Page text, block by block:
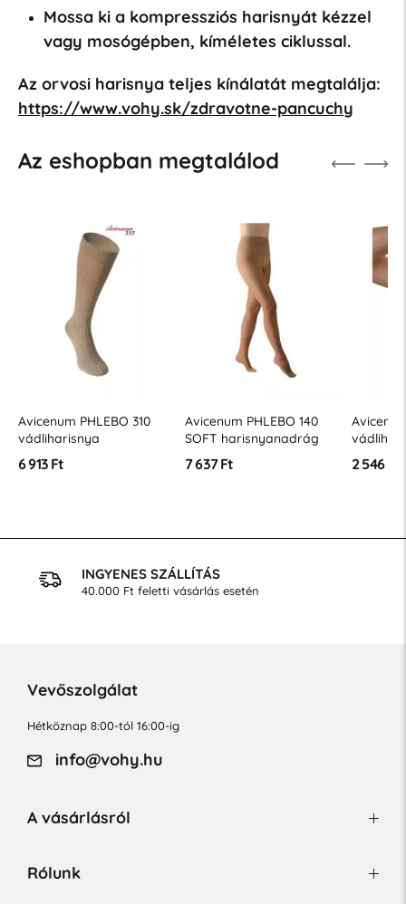
Mossa ki a kompressziós harisnyát kézzel
vagy mosógépben, kíméletes ciklussal.
Az orvosi harisnya teljes kínálatát megtalálja:
https://www.vohy.sk/zdravotne-pancuchy
Az eshopban megtalálod
Avicenum PHLEBO 310
vádliharisnya
6 913 Ft
Avicenum PHLEBO 140
SOFT harisnyanadrág
7 637 Ft 2 546 Ft
INGYENES SZÁLLÍTÁS
40.000 Ft feletti vásárlás esetén
Vevőszolgálat
Hétköznap 8:00-tól 16:00-ig
info@vohy.hu
A vásárlásról
Rólunk